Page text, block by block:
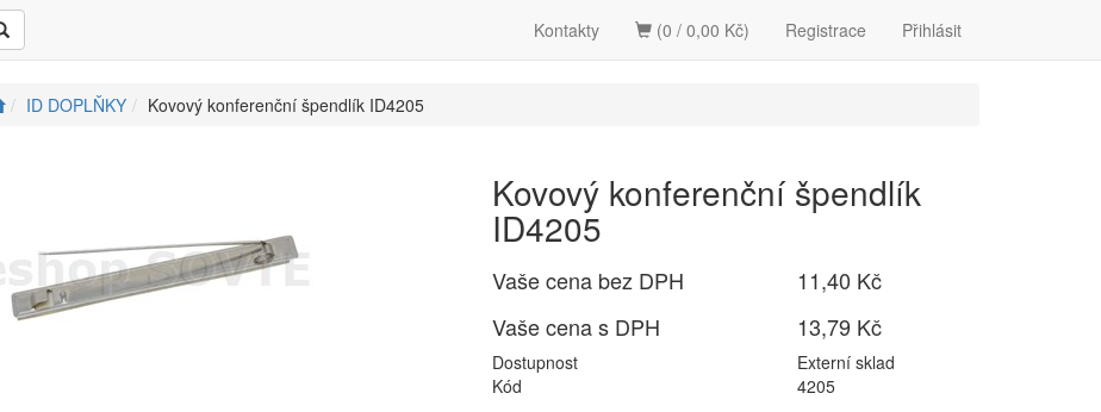
Registrace Přihlásit
Kontakty (0 / 0,00 Kč)
ID DOPLŇKY Kovový konferenční špendlík ID4205
Kovový konferenční špendlík
ID4205
Vaše cena bez DPH
11,40 Kč
Vaše cena s DPH
13,79 Kč
Dostupnost
Externí sklad
Kód
4205